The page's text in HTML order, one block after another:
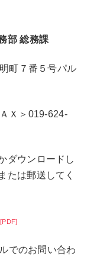
部 総務課
町７番５号パル
Ｘ＞019-624-
ダウンロードし
たは郵送してく
PDF
でのお問い合わ